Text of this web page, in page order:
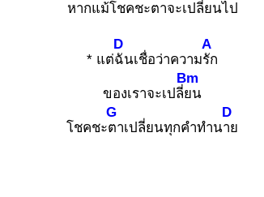
หากแม้โชคชะตาจะเปลี่ยนไป
* แต่
D
ฉันเชื่อว่าความ
A
รัก
ของเราจะเปลี่
Bm
ยน
โชคชะ
G
ตาเปลี่ยนทุกคำทำน
D
าย